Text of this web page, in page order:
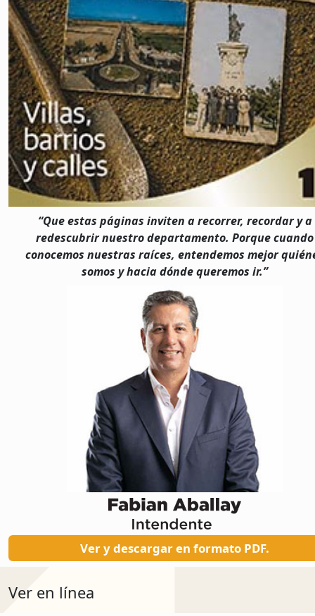
Que estas páginas inviten a recorrer, recordar y a
redescubrir nuestro departamento. Porque cuando
conocemos nuestras raíces, entendemos mejor
somos y hacia dónde queremos ir.
Ver y descargar en formato PDF.
Ver en línea